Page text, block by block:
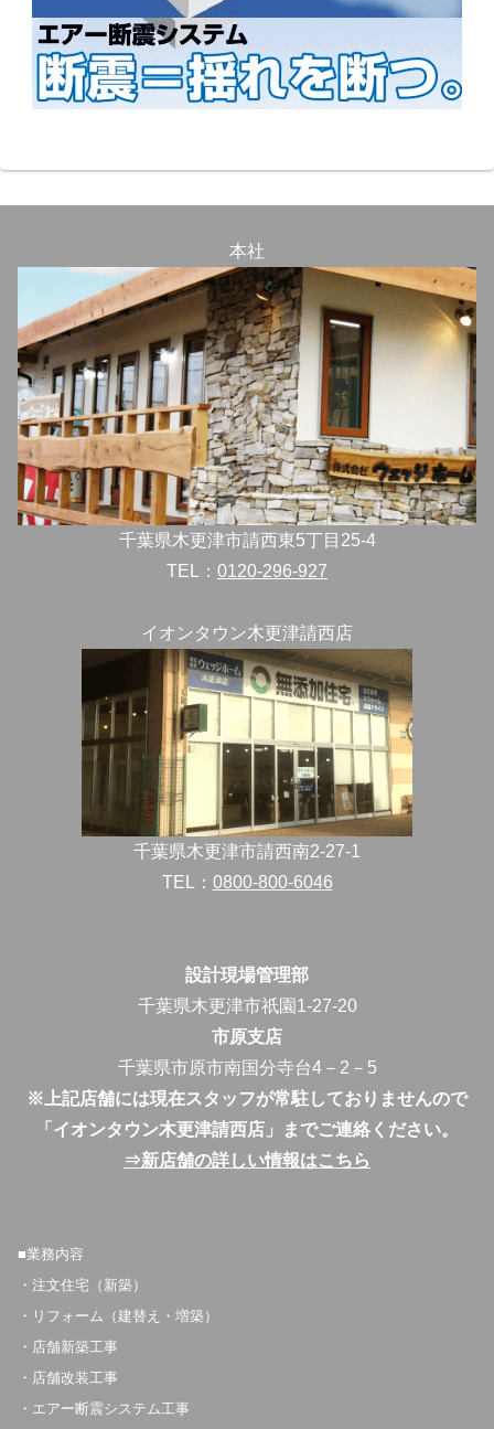
本社
千葉県木更津市請西東5丁目25-4
TEL： 0120-296-927
イオンタウン木更津請西店
千葉県木更津市請西南2-27-1
TEL： 0800-800-6046
設計現場管理部
千葉県木更津市祇園1-27-20
市原支店
千葉県市原市南国分寺台4－2－5
※上記店舗には現在スタッフが常駐しておりませんので
「イオンタウン木更津請西店」までご連絡ください。
⇒新店舗の詳しい情報はこちら
■業務内容
・注文住宅（新築）
・リフォーム（建替え・増築）
・店舗新築工事
・店舗改装工事
・エアー断震システム工事